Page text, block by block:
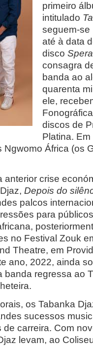
primeiro
intitulado
seguem-se
até à data
disco
consagra
banda ao
quarenta
ele,
discos de
Platina. Em
África (os
anterior crise
Depois do
palcos
para
no Festival Zouk
Theatre, em
ano, 2022, ainda
banda regressa ao
os Tabanka
sucessos
carreira. Com
levam, ao